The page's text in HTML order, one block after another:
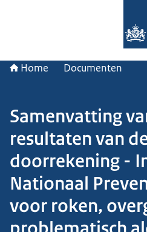
Home Documenten
Samenvatting
resultaten van
doorrekening -
Nationaal
voor roken,